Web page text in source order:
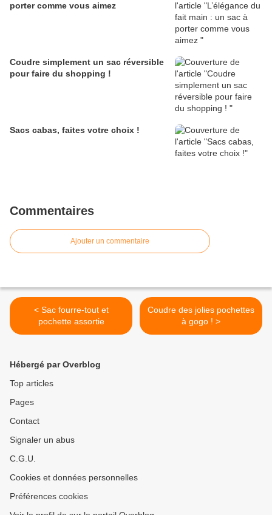
porter comme vous aimez
Coudre simplement un sac réversible
pour faire du shopping !
Sacs cabas, faites votre choix !
Commentaires
Ajouter un commentaire
< Sac fourre-tout et
pochette assortie
Coudre des jolies pochettes
à gogo ! >
Hébergé par Overblog
Top articles
Pages
Contact
Signaler un abus
C.G.U.
Cookies et données personnelles
Préférences cookies